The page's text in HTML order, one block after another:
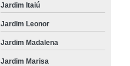
Jardim Itaiú
Jardim Leonor
Jardim Madalena
Jardim Marisa